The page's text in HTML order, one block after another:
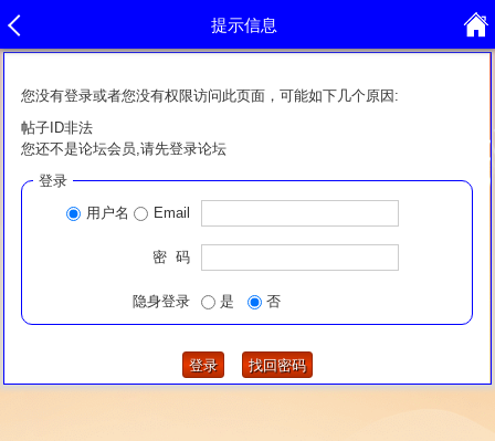
提示信息
您没有登录或者您没有权限访问此页面，可能如下几个原因:
帖子ID非法
您还不是论坛会员,请先登录论坛
登录
用户名
Email
密 码
隐身登录 是 否